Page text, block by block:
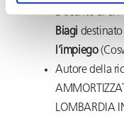
Docente di un
Biagi destinato
l’impiego
Autore della
LOMBARDIA